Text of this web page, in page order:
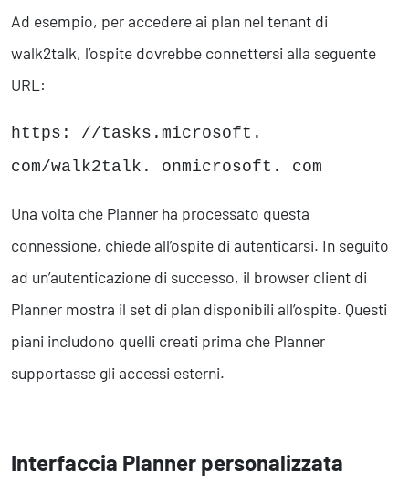
Ad esempio, per accedere ai plan nel tenant di
walk2talk, l’ospite dovrebbe connettersi alla seguente
URL:
https: //tasks.microsoft.
com/walk2talk. onmicrosoft. com
Una volta che Planner ha processato questa
connessione, chiede all’ospite di autenticarsi. In seguito
ad un’autenticazione di successo, il browser client di
Planner mostra il set di plan disponibili all’ospite. Questi
piani includono quelli creati prima che Planner
supportasse gli accessi esterni.
Interfaccia Planner personalizzata